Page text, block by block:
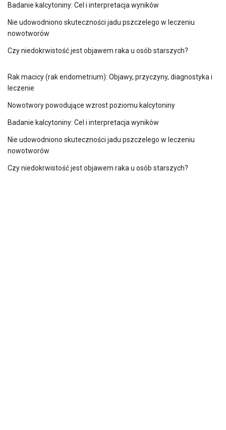
Badanie kalcytoniny: Cel i interpretacja wyników
Nie udowodniono skuteczności jadu pszczelego w leczeniu
nowotworów
Czy niedokrwistość jest objawem raka u osób starszych?
Rak macicy (rak endometrium): Objawy, przyczyny, diagnostyka i
leczenie
Nowotwory powodujące wzrost poziomu kalcytoniny
Badanie kalcytoniny: Cel i interpretacja wyników
Nie udowodniono skuteczności jadu pszczelego w leczeniu
nowotworów
Czy niedokrwistość jest objawem raka u osób starszych?